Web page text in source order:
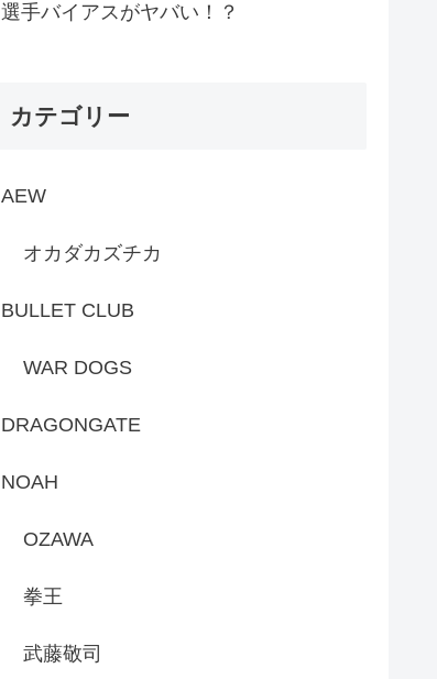
選手バイアスがヤバい！？
カテゴリー
AEW
オカダカズチカ
BULLET CLUB
WAR DOGS
DRAGONGATE
NOAH
OZAWA
拳王
武藤敬司